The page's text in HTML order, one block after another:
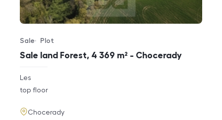
Sale land Forest, 4 369 m² - Chocerady
Offer type
Sale
Property type
Plot
rozměry
disposition
Les
funkce
top floor
adresa
Chocerady